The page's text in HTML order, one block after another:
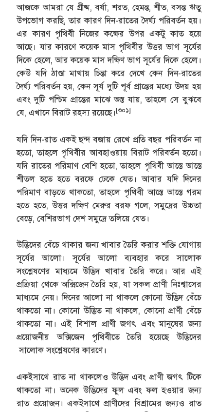
আজকে আমরা যে গ্রীষ্ম, বর্ষা, শরত, হেমন্ত, শীত, বসন্ত ঋতু
উপভোগ করছি, তার কারণ দিন-রাতের দৈর্ঘ্য পরিবর্তন হয়।
এর কারণ পৃথিবী নিজের কক্ষের উপর একটু কাত হয়ে
আছে। যার কারণে কয়েক মাস পৃথিবীর উত্তর ভাগ সূর্যের
দিকে হেলে, আর কয়েক মাস দক্ষিণ ভাগ সূর্যের দিকে হেলে।
কেউ যদি ঠাণ্ডা মাথায় চিন্তা করে দেখে কেন দিন-রাতের
দৈর্ঘ্য পরিবর্তন হয়, কেন সূর্য দুটি পূর্ব প্রান্তের মধ্যে উদয় হয়
এবং দুটি পশ্চিম প্রান্তের মাঝে অস্ত যায়, তাহলে সে বুঝবে
যে, এখানে বিরাট রহস্য রয়েছে।[৩০১]
যদি দিন-রাত একই ছন্দ বজায় রেখে প্রতি বছর পরিবর্তন না
হতো, তাহলে পৃথিবীর আবহাওয়ায় বিরাট পরিবর্তন হতো।
যদি রাতের পরিমাণ বেশি হতো, তাহলে পৃথিবী আস্তে আস্তে
শীতল হতে হতে বরফে ঢেকে যেত। আবার যদি দিনের
পরিমাণ বাড়তে থাকতো, তাহলে পৃথিবী আস্তে আস্তে গরম
হতে হতে, উত্তর দক্ষিণ মেরুর বরফ গলে, সমুদ্রের উচ্চতা
বেড়ে, বেশিরভাগ দেশ সমুদ্রে তলিয়ে যেত।
উদ্ভিদের বেঁচে থাকার জন্য খাবার তৈরি করার শক্তি যোগায়
সূর্যের আলো। সূর্যের আলো ব্যবহার করে সালোক
সংশ্লেষণের মাধ্যমে উদ্ভিদ খাবার তৈরি করে। আর এই
প্রক্রিয়া থেকে অক্সিজেন তৈরি হয়, যা সকল প্রাণী নিঃশ্বাসের
মাধ্যমে নেয়। দিনের আলো না থাকলে কোনো উদ্ভিদ বেঁচে
থাকতো না। কোনো উদ্ভিত না থাকলে, কোনো প্রাণী বেঁচে
থাকতো না। এই বিশাল প্রাণী জগৎ এবং মানুষের জন্য
প্রয়োজনীয় অক্সিজেন পৃথিবীতে তৈরি হয়েছে উদ্ভিদের
সালোক সংশ্লেষণের কারণে।
একইসাথে রাত না থাকলেও উদ্ভিদ এবং প্রাণী জগৎ টিকে
থাকতো না। অনেক উদ্ভিদের ফুল এবং ফল হওয়ার জন্য
রাত প্রয়োজন। একইসাথে প্রাণীদের বিশ্রামের জন্যও রাত